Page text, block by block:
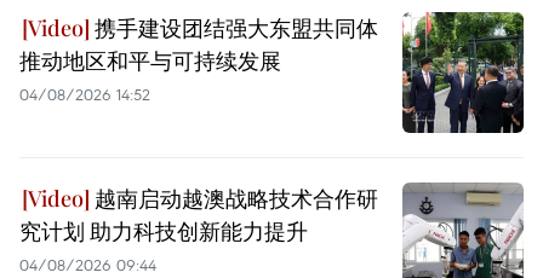
携手建设团结强大东盟共同体
推动地区和平与可持续发展
04/08/2026 14:52
越南启动越澳战略技术合作研
究计划 助力科技创新能力提升
04/08/2026 09:44